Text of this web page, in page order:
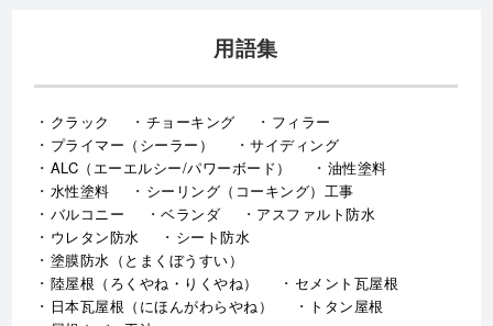
用語集
クラック チョーキング
フィラー
プライマー（シーラー）
サイディング
ALC（エーエルシー/パワーボード）
油性塗料
水性塗料
シーリング（コーキング）工事
バルコニー
ベランダ
アスファルト防水
ウレタン防水
シート防水
塗膜防水（とまくぼうすい）
陸屋根（ろくやね・りくやね）
セメント瓦屋根
日本瓦屋根（にほんがわらやね）
トタン屋根